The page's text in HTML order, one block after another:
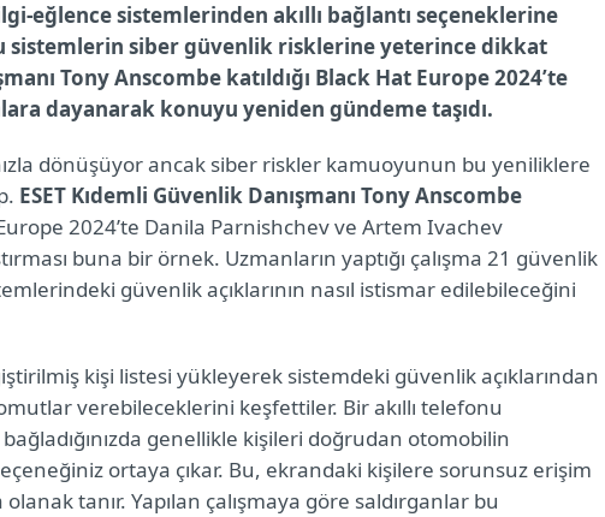
eğlence sistemlerinden akıllı bağlantı seçeneklerine
sistemlerin siber güvenlik risklerine yeterince dikkat
Tony Anscombe katıldığı Black Hat Europe 2024’te
dayanarak konuyu yeniden gündeme taşıdı.
dönüşüyor ancak siber riskler kamuoyunun bu yeniliklere
ESET Kıdemli Güvenlik Danışmanı Tony Anscombe
2024’te Danila Parnishchev ve Artem Ivachev
buna bir örnek. Uzmanların yaptığı çalışma 21 güvenlik
güvenlik açıklarının nasıl istismar edilebileceğini
kişi listesi yükleyerek sistemdeki güvenlik açıklarından
verebileceklerini keşfettiler. Bir akıllı telefonu
genellikle kişileri doğrudan otomobilin
ortaya çıkar. Bu, ekrandaki kişilere sorunsuz erişim
tanır. Yapılan çalışmaya göre saldırganlar bu